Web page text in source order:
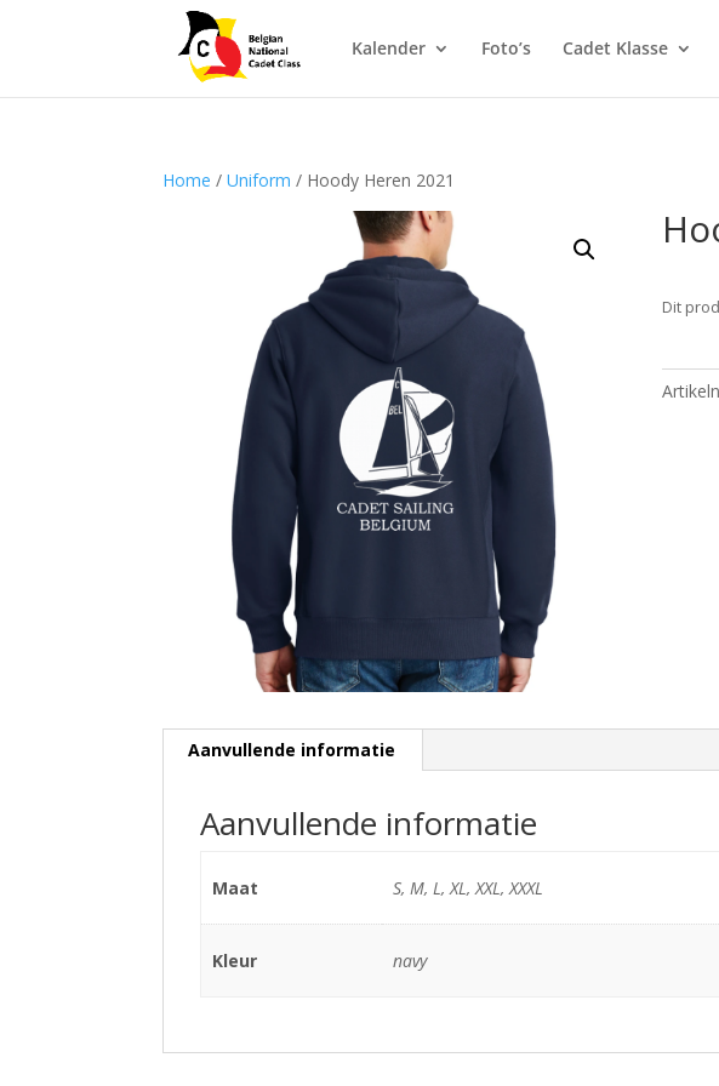
Kalender Foto’s Cadet Klasse
Home /Uniform / Hoody Heren 2021
Dit
Aanvullende informatie
Aanvullende informatie
Maat S, M, L, XL, XXL, XXXL
Kleur navy